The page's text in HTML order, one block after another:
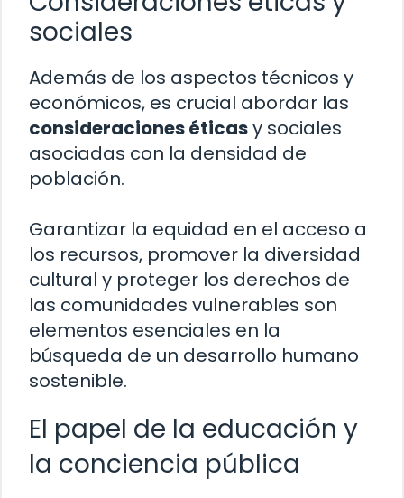
sociales
Además de los aspectos técnicos y
económicos, es crucial abordar las
consideraciones éticasy sociales
asociadas con la densidad de
población.
Garantizar la equidad en el acceso a
los recursos, promover la diversidad
cultural y proteger los derechos de
las comunidades vulnerables son
elementos esenciales en la
búsqueda de un desarrollo humano
sostenible.
El papel de la educación y
la conciencia pública